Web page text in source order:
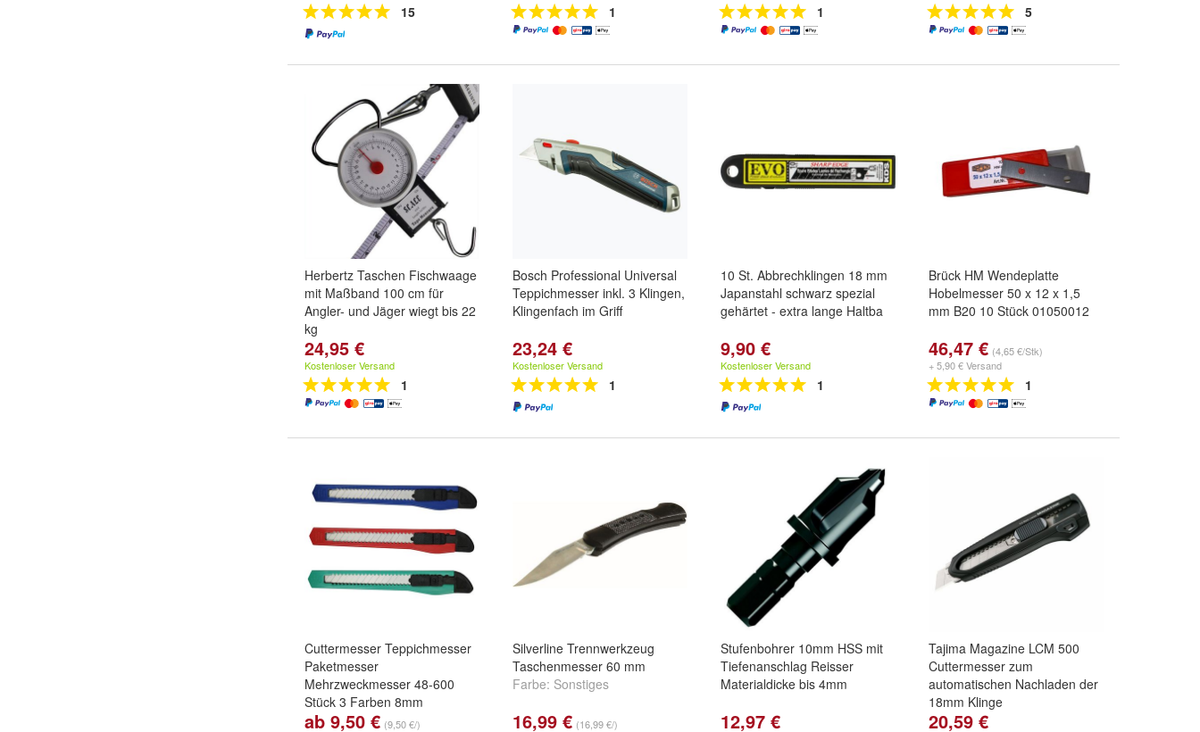
15 1 1 5
Herbertz Taschen Fischwaage
mit Maßband 100 cm für
Angler- und Jäger wiegt bis 22
kg
24,95 €
Kostenloser Versand
1
Bosch Professional Universal
Teppichmesser inkl. 3 Klingen,
Klingenfach im Griff
23,24 €
Kostenloser Versand
1
10 St. Abbrechklingen 18 mm
Japanstahl schwarz spezial
gehärtet - extra lange Haltba
9,90 €
Kostenloser Versand
1
Brück HM Wendeplatte
Hobelmesser 50 x 12 x 1,5
mm B20 10 Stück 01050012
46,47 € (4,65 €/Stk)
+ 5,90 € Versand
1
Cuttermesser Teppichmesser
Paketmesser
Mehrzweckmesser 48-600
Stück 3 Farben 8mm
Menge:48 Stück,60 Stück
ab 9,50 € (9,50 €/)
Silverline Trennwerkzeug
Taschenmesser 60 mm
Farbe: Sonstiges
16,99 € (16,99 €/)
Stufenbohrer 10mm HSS mit
Tiefenanschlag Reisser
Materialdicke bis 4mm
12,97 €
Tajima Magazine LCM 500
Cuttermesser zum
automatischen Nachladen der
18mm Klinge
20,59 €